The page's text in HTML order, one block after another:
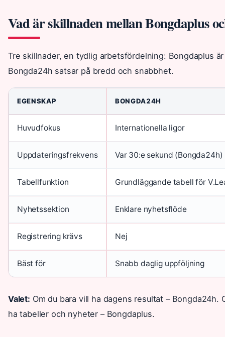
Vad är skillnaden mellan Bongdaplus
Tre skillnader, en tydlig arbetsfördelning: Bongdaplus
Bongda24h satsar på bredd och snabbhet.
EGENSKAP BONGDA24H
Huvudfokus Internationella ligor
Uppdateringsfrekvens Var 30:e sekund (Bongda24h)
Tabellfunktion Grundläggande tabell för
Nyhetssektion Enklare nyhetsflöde
Registrering krävs Nej
Bäst för Snabb daglig uppföljning
Valet: Om du bara vill ha dagens resultat – Bongda24h.
ha tabeller och nyheter – Bongdaplus.